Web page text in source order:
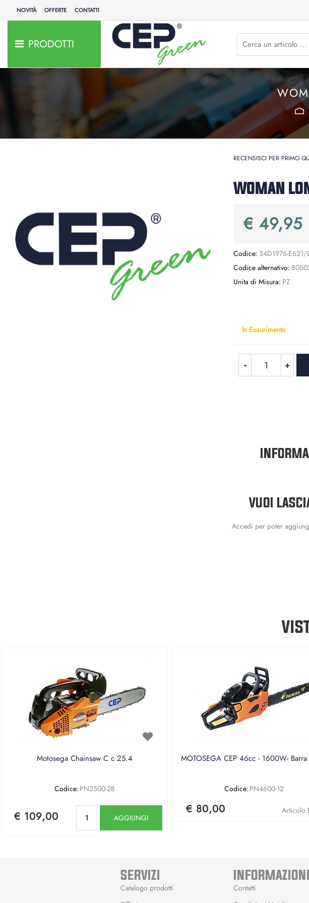
NOVITÀ OFFERTE CONTATTI
PRODOTTI
RECENSISCI PER PRIMO
WOMAN
€ 49,95
Codice: 34D1976-E621/
Codice alternativo:
Unita di Misura: PZ
In Esaurimento
VUOI
Accedi per poter
Motosega Chainsaw C c 25.4
Codice: PN2500-2B
€ 109,00 AGGIUNGI
MOTOSEGA CEP 46cc - 1600W-
Codice: PN4600-12
€ 80,00 Articolo
SERVIZI
Catalogo prodotti
INFORMAZIONI
Contatti